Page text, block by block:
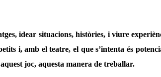
idear situacions, històries, i viure
i, amb el teatre, el que s’intenta és
joc, aquesta manera de treballar.